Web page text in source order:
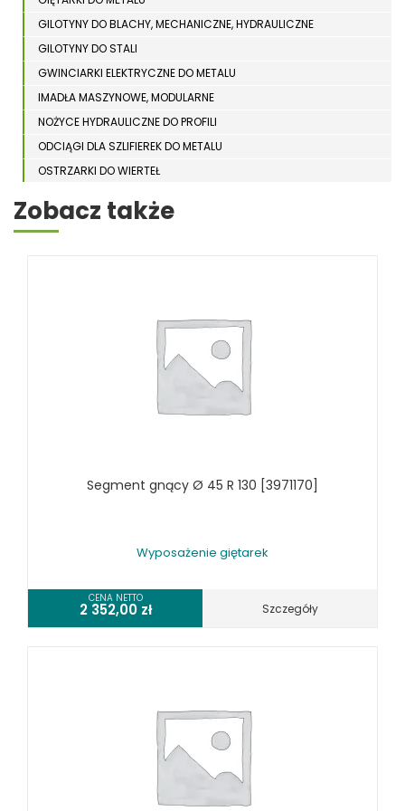
GILOTYNY DO BLACHY, MECHANICZNE, HYDRAULICZNE
GILOTYNY DO STALI
GWINCIARKI ELEKTRYCZNE DO METALU
IMADŁA MASZYNOWE, MODULARNE
NOŻYCE HYDRAULICZNE DO PROFILI
ODCIĄGI DLA SZLIFIEREK DO METALU
OSTRZARKI DO WIERTEŁ
PIŁY TAŚMOWE DO METALU
SZLIFIERKI DO METALU, PŁASZCZYZN
WIERTARKI KOLUMNOWE, SŁUPOWE, STOŁOWE
WYKRAWARKI DO BLACHY, PNEUMATYCZNE
ZAGINARKI DO BLACHY, MECHANICZNE
ŻŁOBIARKI DO BLACHY
WYPOSAŻENIE GIĘTAREK
WYPOSAŻENIE GWINCIAREK
WYPOSAŻENIE ODCIĄGÓW MASZYN DO METALU
WYPOSAŻENIE PIŁ TARCZOWYCH DO METALU
Zobacz także
Segment gnący Ø 45 R 130 [3971170]
Wyposażenie giętarek
CENA NETTO
2 352,00 zł Szczegóły